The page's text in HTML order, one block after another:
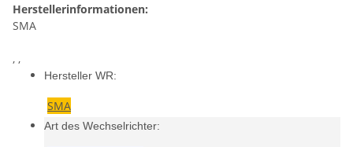
Herstellerinformationen:
SMA
, ,
Hersteller WR:
SMA
Art des Wechselrichter: